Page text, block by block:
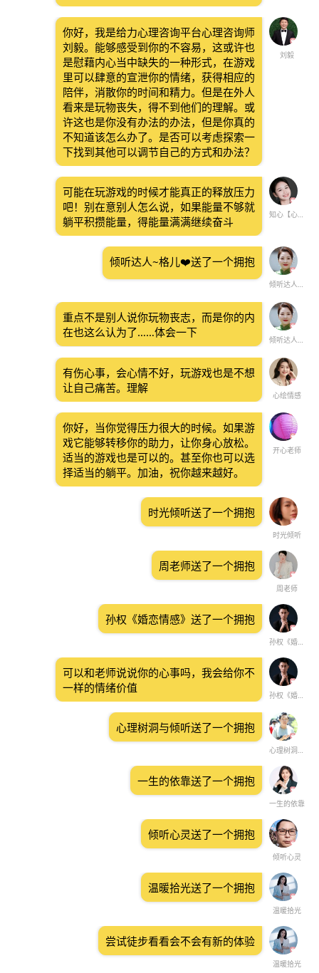
刘毅
你好，我是给力心理咨询平台心理咨询师
刘毅。能够感受到你的不容易，这或许也
是慰藉内心当中缺失的一种形式，在游戏
里可以肆意的宣泄你的情绪，获得相应的
陪伴，消散你的时间和精力。但是在外人
看来是玩物丧失，得不到他们的理解。或
许这也是你没有办法的办法，但是你真的
不知道该怎么办了。是否可以考虑探索一
下找到其他可以调节自己的方式和办法？
知心【心理】
可能在玩游戏的时候才能真正的释放压力
吧！别在意别人怎么说，如果能量不够就
躺平积攒能量，得能量满满继续奋斗
倾听达人~格儿❤️
倾听达人~格儿❤️送了一个拥抱
倾听达人~格儿❤️
重点不是别人说你玩物丧志，而是你的内
在也这么认为了……体会一下
心绘情感
有伤心事，会心情不好，玩游戏也是不想
让自己痛苦。理解
开心老师
你好，当你觉得压力很大的时候。如果游
戏它能够转移你的助力，让你身心放松。
适当的游戏也是可以的。甚至你也可以选
择适当的躺平。加油，祝你越来越好。
时光倾听
时光倾听送了一个拥抱
周老师
周老师送了一个拥抱
孙权《婚恋情感》
孙权《婚恋情感》送了一个拥抱
孙权《婚恋情感》
可以和老师说说你的心事吗，我会给你不
一样的情绪价值
心理树洞与倾听
心理树洞与倾听送了一个拥抱
一生的依靠
一生的依靠送了一个拥抱
倾听心灵
倾听心灵送了一个拥抱
温暖拾光
温暖拾光送了一个拥抱
温暖拾光
尝试徒步看看会不会有新的体验